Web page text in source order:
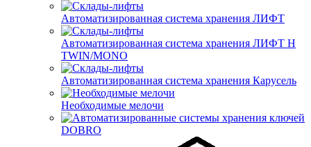
Автоматизированная система хранения ЛИФТ
Автоматизированная система хранения ЛИФТ H
TWIN/MONO
Автоматизированная система хранения Карусель
Необходимые мелочи
DOBRO